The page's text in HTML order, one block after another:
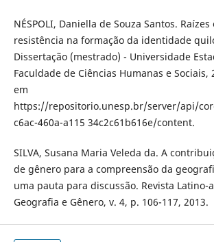
NÉSPOLI, Daniella de Souza Santos.
resistência na formação da identidade
Dissertação (mestrado) - Universidade
Faculdade de Ciências Humanas e Sociais,
em
https://repositorio.unesp.br/server/api/
c6ac-460a-a115 34c2c61b616e/content.
SILVA, Susana Maria Veleda da. A
de gênero para a compreensão da
uma pauta para discussão. Revista Latino-
Geografia e Gênero, v. 4, p. 106-117, 2013.